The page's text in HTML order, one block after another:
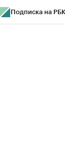
Подписка на РБК